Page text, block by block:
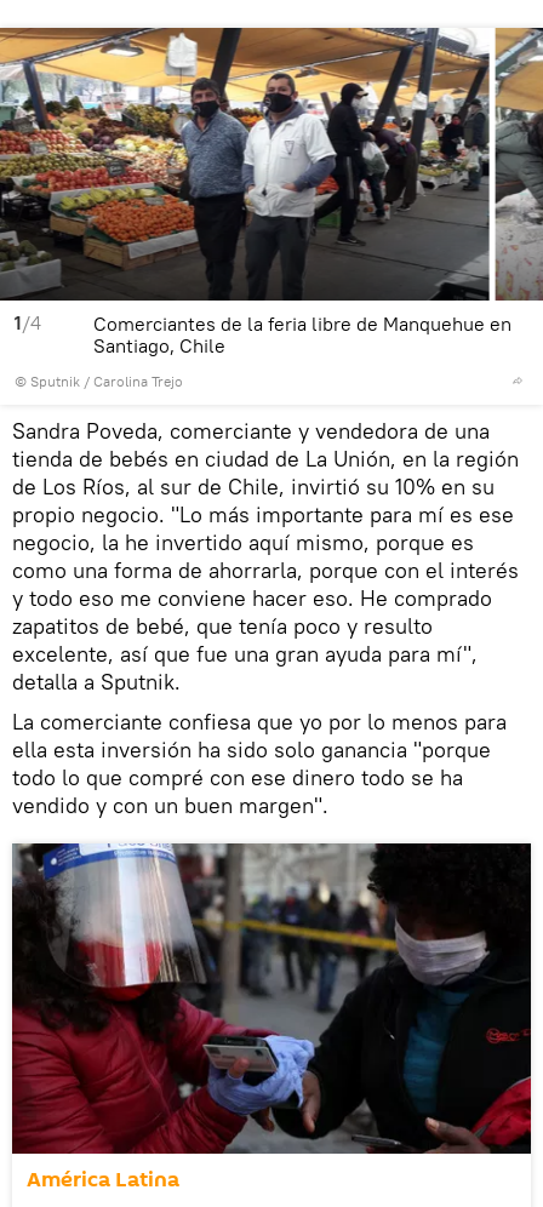
1/4
© Sputnik / Carolina Trejo
Comerciantes de la feria libre de Manquehue en
Santiago, Chile
Sandra Poveda, comerciante y vendedora de una
tienda de bebés en ciudad de La Unión, en la región
de Los Ríos, al sur de Chile, invirtió su 10% en su
propio negocio. "Lo más importante para mí es ese
negocio, la he invertido aquí mismo, porque es
como una forma de ahorrarla, porque con el interés
y todo eso me conviene hacer eso. He comprado
zapatitos de bebé, que tenía poco y resulto
excelente, así que fue una gran ayuda para mí",
detalla a Sputnik.
La comerciante confiesa que yo por lo menos para
ella esta inversión ha sido solo ganancia "porque
todo lo que compré con ese dinero todo se ha
vendido y con un buen margen".
América Latina